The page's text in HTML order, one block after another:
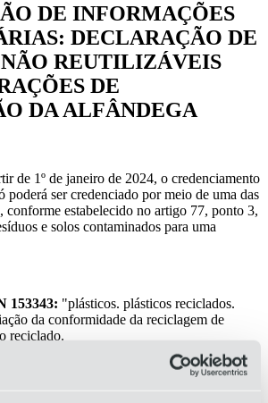
DE INFORMAÇÕES
DECLARAÇÃO DE
REUTILIZÁVEIS
DE
DA ALFÂNDEGA
de 1º de janeiro de 2024, o credenciamento
poderá ser credenciado por meio de uma das
conforme estabelecido no artigo 77, ponto 3,
e solos contaminados para uma
153343: "plásticos. plásticos reciclados.
da conformidade da reciclagem de
reciclado.
ISCC que garanta a origem da